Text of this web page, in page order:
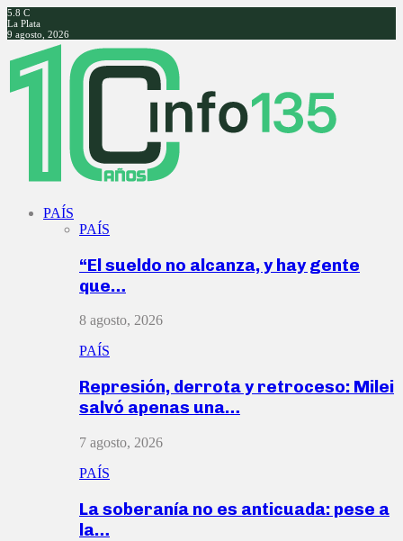
5.8 C
La Plata
9 agosto, 2026
Facebook
Twitter
Instagram
Youtube
PAÍS
PAÍS
“El sueldo no alcanza, y hay gente
que…
8 agosto, 2026
PAÍS
Represión, derrota y retroceso: Milei
salvó apenas una…
7 agosto, 2026
PAÍS
La soberanía no es anticuada: pese a
la…